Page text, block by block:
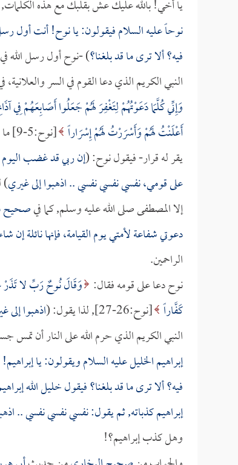
يا أخي! بالله عليك عش بقلبك مع هذه
نوحاً عليه السلام فيقولون: يا نوح! أنت أول
فيه؟ ألا ترى ما قد بلغنا؟) -نوح أول رسل الله
النبي الكريم الذي دعا القوم في السر والعلانية،
وَإِنِّي كُلَّمَا دَعَوْتُهُمْ لِتَغْفِرَ لَهُمْ جَعَلُوا أَصَابِعَهُمْ فِي
أَعْلَنْتُ لَهُمْ وَأَسْرَرْتُ لَهُمْ إِسْرَاراً
يقر له قرار- فيقول نوح: (إن ربي قد غضب
على قومي، نفسي نفسي نفسي .. اذهبوا إلى غيري)
إلا المصطفى صلى الله عليه وسلم, كما فيصحيح
دعوتي شفاعة لأمتي يوم القيامة، فإنها نائلة إن
الراحمين.
نوح دعا على قومه فقال: وَقَالَ نُوحٌ رَبِّ لا تَذَرْ
كَفَّاراً [نوح:26-27], لذا يقول: ( اذهبوا إلى
النبي الكريم الذي حرم الله على النار أن تمس
إبراهيم الخليل عليه السلام ويقولون: يا
فيه؟ ألا ترى ما قد بلغنا؟ فيقول خليل الله
إبراهيم كذباته, ثم يقول: نفسي نفسي نفسي ..
وهل كذب إبراهيم؟!